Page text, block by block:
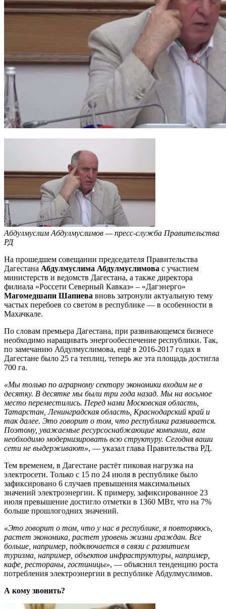
Абдулмуслим Абдулмуслимов — пресс-служба Правительства
РД
На прошедшем совещании председателя Правительства
Дагестана Абдулмуслима Абдулмуслимова с участием
министерств и ведомств Дагестана, а также директора
филиала «Россети Северный Кавказ» – «Дагэнерго»
Магомедшапи Шапиева вновь затронули актуальную тему
частых перебоев со светом в республике — в особенности в
Махачкале.
По словам премьера Дагестана, при развивающемся бизнесе
необходимо наращивать энергообеспечение республики. Так,
по замечанию Абдулмуслимова, ещё в 2016-2017 годах в
Дагестане было 25 га теплиц, теперь же эта площадь достигла
700 га.
«Мы только по аграрному сектору экономики входим не в
десятку. В десятке мы были три года назад. Мы на восьмое
место переместились. Перед нами Московская область,
Татарстан, Ленинградская область, Краснодарский край и
так далее. Это говорит о том, что республика развивается.
Поэтому, уважаемые ресурсоснабжающие компании, вам
необходимо модернизировать всю структуру. Сегодня ваши
сети не выдерживают», — указал глава Правительства РД.
Тем временем, в Дагестане растёт пиковая нагрузка на
электросети. Только с 15 по 24 июля в республике было
зафиксировано 6 случаев превышения максимальных
значений электроэнергии. К примеру, зафиксированное 23
июля превышение достигло отметки в 1360 МВт, что на 7%
больше прошлогодних значений.
«Это говорит о том, что у нас в республике, я повторяюсь,
растет экономика, растет уровень жизни граждан. Все
больше, например, подключается в связи с развитием
туризма, например, объектов инфраструктуры, например,
кафе, рестораны, гостиницы», — объяснил тенденцию роста
потребления электроэнергии в республике Абдулмуслимов.
А кому звонить?